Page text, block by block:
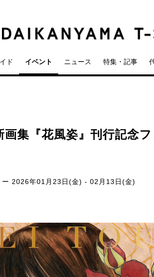
ド イベント ニュース 特集・記事
画集『花風姿』刊行記念フ
2026年01月23日(金) - 02月13日(金)